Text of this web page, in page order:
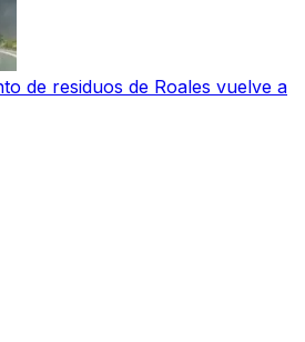
de residuos de Roales vuelve a